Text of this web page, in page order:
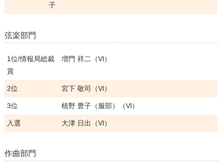
子
弦楽部門
1位/情報局総裁
賞
増門 祥二（Vl）
2位 宮下 敬司（Vl）
3位 植野 豊子（服部）（Vl）
入選 大津 日出（Vl）
作曲部門